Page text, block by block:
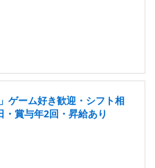
ゲーム好き歓迎・シフト相
賞与年2回・昇給あり